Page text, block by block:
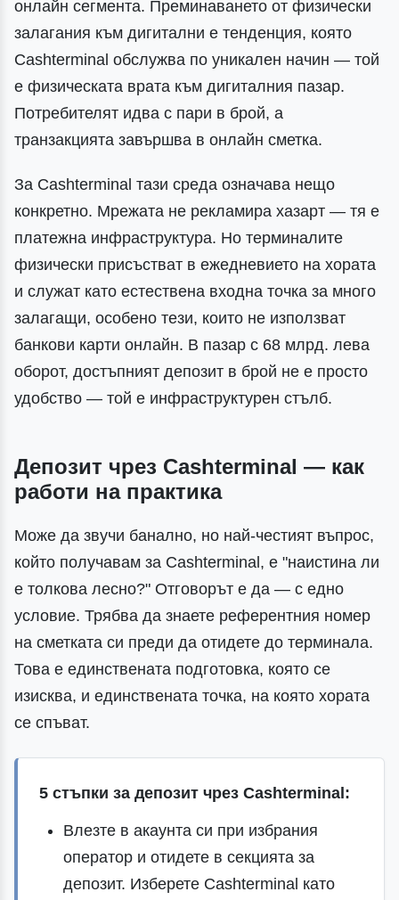
онлайн сегмента. Преминаването от физически
залагания към дигитални е тенденция, която
Cashterminal обслужва по уникален начин — той
е физическата врата към дигиталния пазар.
Потребителят идва с пари в брой, а
транзакцията завършва в онлайн сметка.
За Cashterminal тази среда означава нещо
конкретно. Мрежата не рекламира хазарт — тя е
платежна инфраструктура. Но терминалите
физически присъстват в ежедневието на хората
и служат като естествена входна точка за много
залагащи, особено тези, които не използват
банкови карти онлайн. В пазар с 68 млрд. лева
оборот, достъпният депозит в брой не е просто
удобство — той е инфраструктурен стълб.
Депозит чрез Cashterminal — как
работи на практика
Може да звучи банално, но най-честият въпрос,
който получавам за Cashterminal, е "наистина ли
е толкова лесно?" Отговорът е да — с едно
условие. Трябва да знаете референтния номер
на сметката си преди да отидете до терминала.
Това е единствената подготовка, която се
изисква, и единствената точка, на която хората
се спъват.
5 стъпки за депозит чрез Cashterminal:
Влезте в акаунта си при избрания
оператор и отидете в секцията за
депозит. Изберете Cashterminal като